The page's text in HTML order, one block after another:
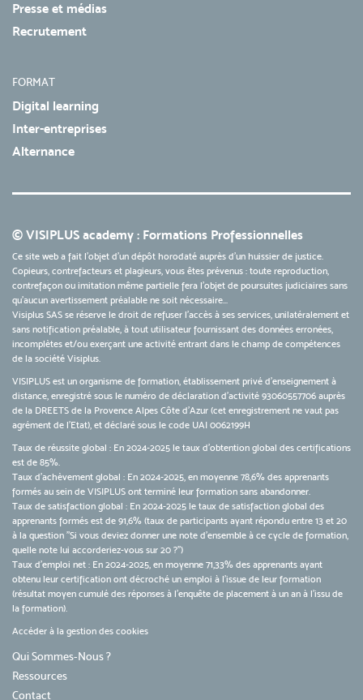
Presse et médias
Recrutement
FORMAT
Digital learning
Inter-entreprises
Alternance
© VISIPLUS academy : Formations Professionnelles
Ce site web a fait l'objet d'un dépôt horodaté auprès d'un huissier de justice.
Copieurs, contrefacteurs et plagieurs, vous êtes prévenus : toute reproduction,
contrefaçon ou imitation même partielle fera l'objet de poursuites judiciaires sans
qu’aucun avertissement préalable ne soit nécessaire...
Visiplus SAS se réserve le droit de refuser l'accès à ses services, unilatéralement et
sans notification préalable, à tout utilisateur fournissant des données erronées,
incomplètes et/ou exerçant une activité entrant dans le champ de compétences
de la société Visiplus.
VISIPLUS est un organisme de formation, établissement privé d’enseignement à
distance, enregistré sous le numéro de déclaration d’activité 93060557706 auprès
de la DREETS de la Provence Alpes Côte d’Azur (cet enregistrement ne vaut pas
agrément de l’Etat), et déclaré sous le code UAI 0062199H
Taux de réussite global : En 2024-2025 le taux d'obtention global des certifications
est de 85%.
Taux d’achèvement global : En 2024-2025, en moyenne 78,6% des apprenants
formés au sein de VISIPLUS ont terminé leur formation sans abandonner.
Taux de satisfaction global : En 2024-2025 le taux de satisfaction global des
apprenants formés est de 91,6% (taux de participants ayant répondu entre 13 et 20
à la question "Si vous deviez donner une note d’ensemble à ce cycle de formation,
quelle note lui accorderiez-vous sur 20 ?")
Taux d’emploi net : En 2024-2025, en moyenne 71,33% des apprenants ayant
obtenu leur certification ont décroché un emploi à l'issue de leur formation
(résultat moyen cumulé des réponses à l'enquête de placement à un an à l'issu de
la formation).
Accéder à la gestion des cookies
Qui Sommes-Nous ?
Ressources
Contact